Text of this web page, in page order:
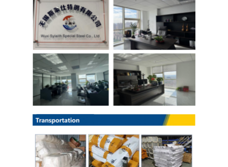
مادة الألمنيوم
مادة النحاس
لفائف الصلب المجلفن Ppgi